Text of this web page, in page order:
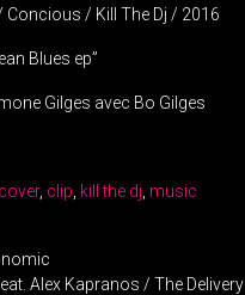
Concious / Kill The Dj / 2016
Blues ep”
Gilges avec Bo Gilges
, clip kill the dj music
Alex Kapranos / The Delivery